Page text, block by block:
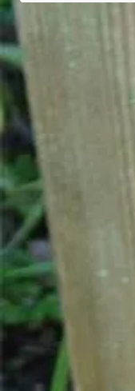
Product
In breedte verstelbare
De paalsteun is te
69-135 mm
100-165 mm
Oppervlaktebehandeling:
Uitermate geschikt voor